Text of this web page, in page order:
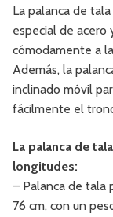
La palanca de
especial de acero
cómodamente a
Además, la
inclinado móvil
fácilmente el
La palanca de
longitudes:
– Palanca de tala
76 cm, con un